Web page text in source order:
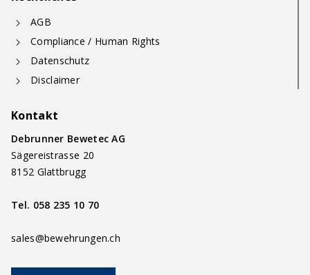
AGB
Compliance / Human Rights
Datenschutz
Disclaimer
Kontakt
Debrunner Bewetec AG
Sägereistrasse 20
8152 Glattbrugg
Tel. 058 235 10 70
sales@bewehrungen.ch